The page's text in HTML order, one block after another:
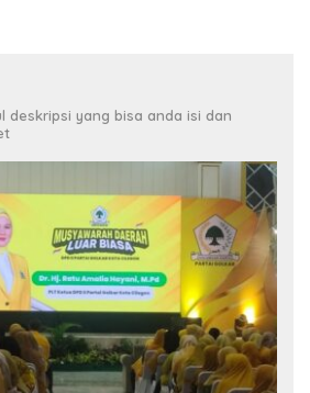
deskripsi yang bisa anda isi dan